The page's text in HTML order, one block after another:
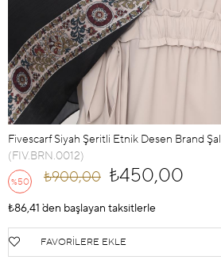
Fivescarf Siyah Şeritli Etnik Desen Brand Şal
(FIV.BRN.0012)
%50
İndirim
₺900,00 ₺450,00
₺86,41 `den başlayan taksitlerle
FAVORILERE EKLE